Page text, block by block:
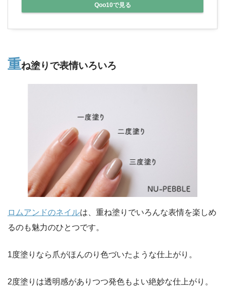
Qoo10で見る
重ね塗りで表情いろいろ
ロムアンドのネイルは、重ね塗りでいろんな表情を楽しめ
るのも魅力のひとつです。
1度塗りなら爪がほんのり色づいたような仕上がり。
2度塗りは透明感がありつつ発色もよい絶妙な仕上がり。